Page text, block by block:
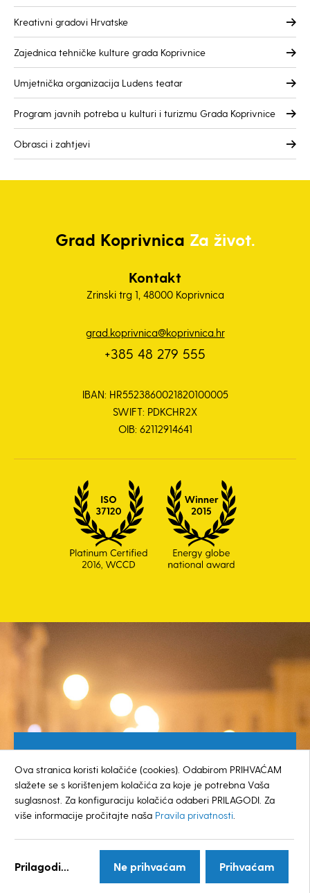
Kreativni gradovi Hrvatske
Zajednica tehničke kulture grada Koprivnice
Umjetnička organizacija Ludens teatar
Program javnih potreba u kulturi i turizmu Grada Koprivnice
Obrasci i zahtjevi
Grad Koprivnica Za život.
Kontakt
Zrinski trg 1, 48000 Koprivnica
grad.koprivnica@koprivnica.hr
+385 48 279 555
IBAN: HR5523860021820100005
SWIFT: PDKCHR2X
OIB: 62112914641
0800 385 048
© GRAD KOPRIVNICA
Ova stranica koristi kolačiće (cookies). Odabirom PRIHVAĆAM
slažete se s korištenjem kolačića za koje je potrebna Vaša
suglasnost. Za konfiguraciju kolačića odaberi PRILAGODI. Za
više informacije pročitajte naša Pravila privatnosti
Prilagodi... Ne prihvaćam Prihvaćam